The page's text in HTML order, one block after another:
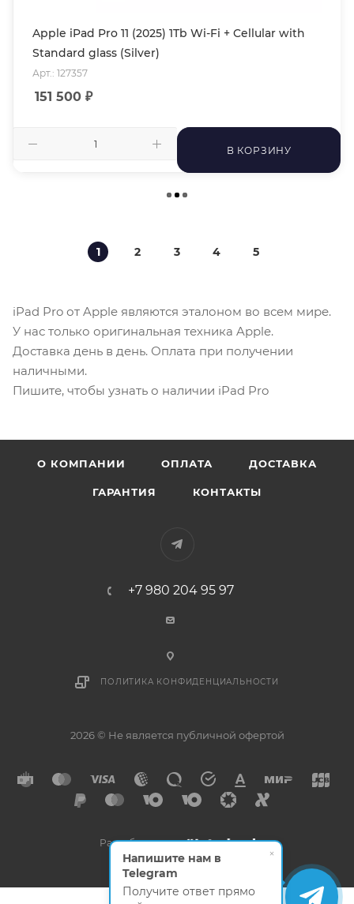
Apple iPad Pro 11 (2025) 1Tb Wi-Fi + Cellular with
Standard glass (Silver)
Арт.: 127357
151 500 ₽
В КОРЗИНУ
1 2 3 4 5
iPad Pro от Apple являются эталоном во всем мире.
У нас только оригинальная техника Apple.
Доставка день в день. Оплата при получении
наличными.
Пишите, чтобы узнать о наличии iPad Pro
О КОМПАНИИ ОПЛАТА ДОСТАВКА
ГАРАНТИЯ КОНТАКТЫ
+7 980 204 95 97
ПОЛИТИКА КОНФИДЕНЦИАЛЬНОСТИ
2026 © Не является публичной офертой
Разработано в
×
Напишите нам в
Telegram
Получите ответ прямо